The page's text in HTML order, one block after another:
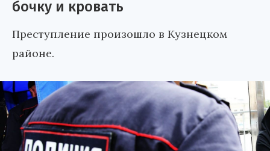
бочку и кровать
Преступление произошло в Кузнецком
районе.